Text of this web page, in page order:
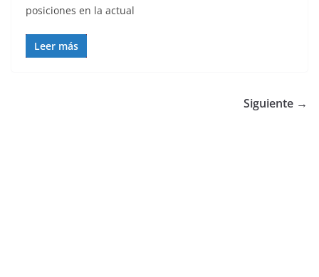
posiciones en la actual
Leer más
Siguiente →